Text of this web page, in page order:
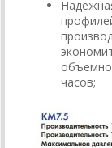
часов;